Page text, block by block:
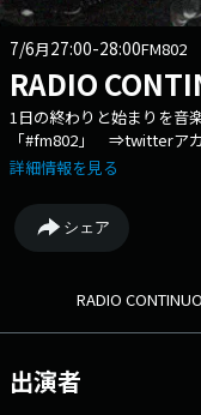
7/6月27:00-28:00FM802
RADIO
1日の終わりと始まりを
「#fm802」 ⇒twitterア
ジはコチラ
詳細情報を見る
シェア
RADIO
出演者